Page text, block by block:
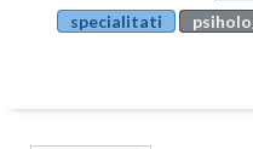
Brasov
Cabinet
specialitati